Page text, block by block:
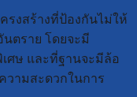
งสร้างที่ป้องกันไม่ให้
ตราย โดยจะมี
ศษ และที่ฐานจะมีล้อ
วามสะดวกในการ